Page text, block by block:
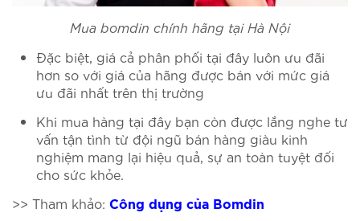
Mua bomdin chính hãng tại Hà Nội
Đặc biệt, giá cả phân phối tại đây luôn ưu đãi
hơn so với giá của hãng được bán với mức giá
ưu đãi nhất trên thị trường
Khi mua hàng tại đây bạn còn được lắng nghe tư
vấn tận tình từ đội ngũ bán hàng giàu kinh
nghiệm mang lại hiệu quả, sự an toàn tuyệt đối
cho sức khỏe.
>> Tham khảo: Công dụng của Bomdin